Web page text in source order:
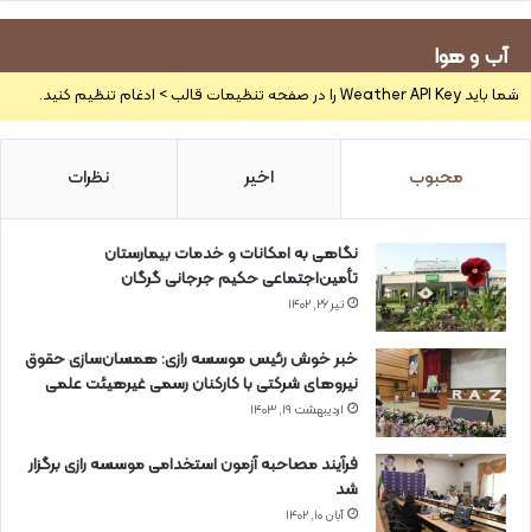
آب و هوا
شما باید Weather API Key را در صفحه تنظیمات قالب > ادغام تنظیم کنید.
محبوب اخیر نظرات
نگاهی به امکانات و خدمات بیمارستان
تأمین‌اجتماعی حکیم جرجانی گرگان
تیر ۲۶, ۱۴۰۲
خبر خوش رئیس موسسه رازی: همسان‌سازی حقوق
نیروهای شرکتی با کارکنان رسمی غیرهیئت علمی
اردیبهشت ۱۹, ۱۴۰۳
فرآیند مصاحبه آزمون استخدامی موسسه رازی برگزار
شد
آبان ۱۰, ۱۴۰۲